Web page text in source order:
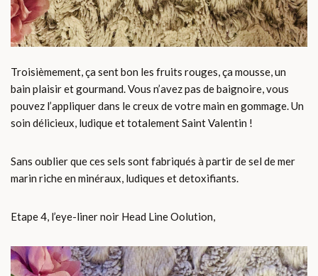
Troisièmement, ça sent bon les fruits rouges, ça mousse, un
bain plaisir et gourmand. Vous n’avez pas de baignoire, vous
pouvez l’appliquer dans le creux de votre main en gommage. Un
soin délicieux, ludique et totalement Saint Valentin !
Sans oublier que ces sels sont fabriqués à partir de sel de mer
marin riche en minéraux, ludiques et detoxifiants.
Etape 4, l’eye-liner noir Head Line Oolution,